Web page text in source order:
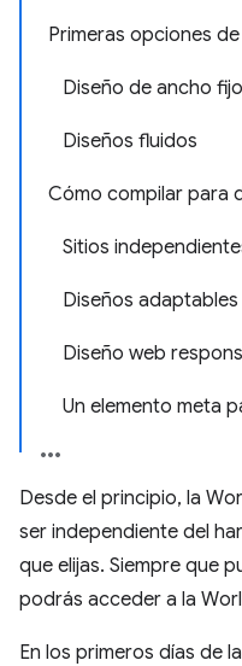
Primeras opciones
Diseño de ancho fijo
Diseños fluidos
Cómo compilar para
Sitios
Diseños adaptables
Diseño web
Un elemento meta
Desde el principio, la
ser independiente del
que elijas. Siempre que
podrás acceder a la
En los primeros días de